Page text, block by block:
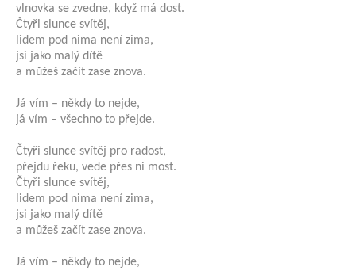
vlnovka se zvedne, když má dost.
Čtyři slunce svítěj,
lidem pod nima není zima,
jsi jako malý dítě
a můžeš začít zase znova.
Já vím – někdy to nejde,
já vím – všechno to přejde.
Čtyři slunce svítěj pro radost,
přejdu řeku, vede přes ni most.
Čtyři slunce svítěj,
lidem pod nima není zima,
jsi jako malý dítě
a můžeš začít zase znova.
Já vím – někdy to nejde,